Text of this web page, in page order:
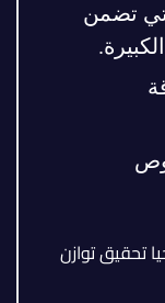
تضمن
تحقيق توازن